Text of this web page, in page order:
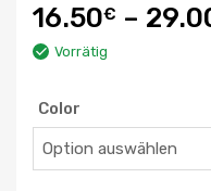
16.50€ –
Vorrätig
Color